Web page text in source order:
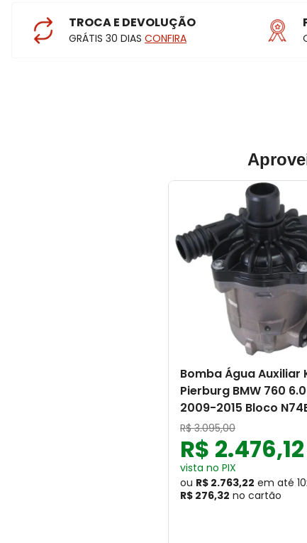
TROCA E DEVOLUÇÃO
GRÁTIS 30 DIAS CONFIRA
Bomba Água Auxiliar
Pierburg BMW 760
2009-2015 Bloco
R$ 3.095,00
R$ 2.476,12
vista no PIX
ou R$ 2.763,22 em até 10
R$ 276,32 no cartão